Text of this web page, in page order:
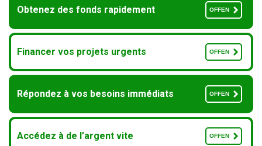
Obtenez des fonds rapidement OFFEN
Financer vos projets urgents OFFEN
Répondez à vos besoins immédiats OFFEN
Accédez à de l’argent vite OFFEN